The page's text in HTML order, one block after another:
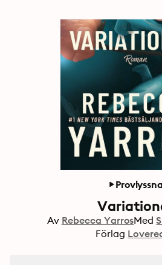
Provlyssna
Av Rebecca YarrosMed
Förlag